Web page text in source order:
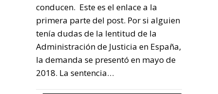
conducen. Este es el enlace a la
primera parte del post. Por si alguien
tenía dudas de la lentitud de la
Administración de Justicia en España,
la demanda se presentó en mayo de
2018. La sentencia…